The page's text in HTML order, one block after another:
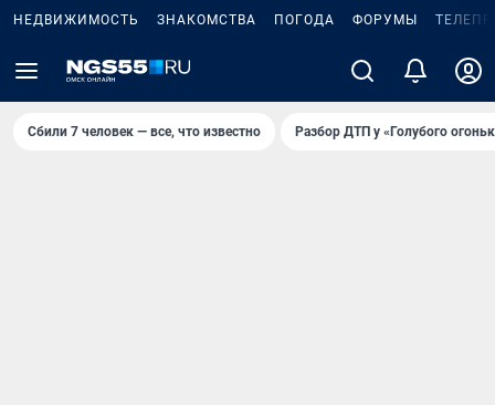
НЕДВИЖИМОСТЬ ЗНАКОМСТВА ПОГОДА ФОРУМЫ
Сбили 7 человек — все, что известно Разбор ДТП у «Голубого